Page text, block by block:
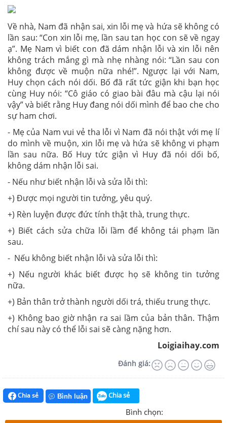
Về nhà, Nam đã nhận sai, xin lỗi mẹ và hứa sẽ không có
lần sau: “Con xin lỗi mẹ, lần sau tan học con sẽ về ngay
ạ”. Mẹ Nam vì biết con đã dám nhận lỗi và xin lỗi nên
không trách mắng gì mà nhẹ nhàng nói: “Lần sau con
không được về muộn nữa nhé!”. Ngược lại với Nam,
Huy chọn cách nói dối. Bố đã rất tức giận khi bạn học
cùng Huy nói: “Cô giáo có giao bài đâu mà cậu lại nói
vậy” và biết rằng Huy đang nói dối mình để bao che cho
sự ham chơi.
- Mẹ của Nam vui vẻ tha lỗi vì Nam đã nói thật với mẹ lí
do mình về muộn, xin lỗi mẹ và hứa sẽ không vi phạm
lần sau nữa. Bố Huy tức giận vì Huy đã nói dối bố,
không dám nhận lỗi sai.
- Nếu như biết nhận lỗi và sửa lỗi thì:
+) Được mọi người tin tưởng, yêu quý.
+) Rèn luyện được đức tính thật thà, trung thực.
+) Biết cách sửa chữa lỗi lầm để không tái phạm lần
sau.
- Nếu không biết nhận lỗi và sửa lỗi thì:
+) Nếu người khác biết được họ sẽ không tin tưởng
nữa.
+) Bản thân trở thành người dối trá, thiếu trung thực.
+) Không bao giờ nhận ra sai lầm của bản thân. Thậm
chí sau này có thể lỗi sai sẽ càng nặng hơn.
Loigiaihay.com
Đánh giá:
Chia sẻ Bình luận Chia sẻ
Bình chọn: